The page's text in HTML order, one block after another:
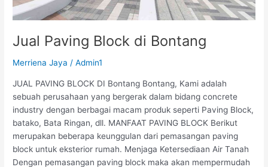
Jual Paving Block di Bontang
Merriena Jaya /Admin1
JUAL PAVING BLOCK DI Bontang Bontang, Kami adalah
sebuah perusahaan yang bergerak dalam bidang concrete
industry dengan berbagai macam produk seperti Paving Block,
batako, Bata Ringan, dll. MANFAAT PAVING BLOCK Berikut
merupakan beberapa keunggulan dari pemasangan paving
block untuk eksterior rumah. Menjaga Ketersediaan Air Tanah
Dengan pemasangan paving block maka akan mempermudah